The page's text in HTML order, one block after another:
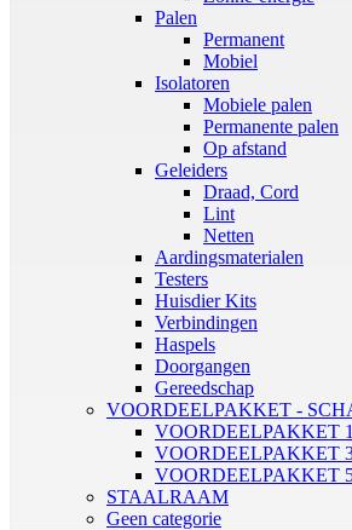
Palen
Permanent
Mobiel
Isolatoren
Mobiele palen
Permanente palen
Op afstand
Geleiders
Draad, Cord
Lint
Netten
Aardingsmaterialen
Testers
Huisdier Kits
Verbindingen
Haspels
Doorgangen
Gereedschap
VOORDEELPAKKET -
VOORDEELPAKKET
VOORDEELPAKKET
VOORDEELPAKKET
STAALRAAM
Geen categorie